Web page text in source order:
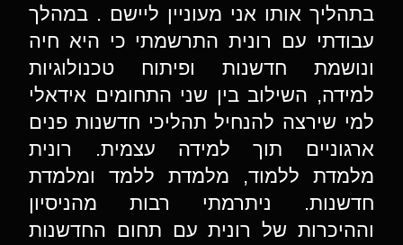
בתהליך אותו אני מעוניין ליישם . במהלך
עבודתי עם רונית התרשמתי כי היא חיה
ונושמת חדשנות ופיתוח טכנולוגיות
למידה, השילוב בין שני התחומים אידאלי
למי שירצה להנחיל תהליכי חדשנות פנים
ארגוניים תוך למידה עצמית. רונית
מלמדת ללמוד, מלמדת ללמד ומלמדת
חדשנות. ניתרמתי רבות מהניסיון
וההיכרות של רונית עם תחום החדשנות